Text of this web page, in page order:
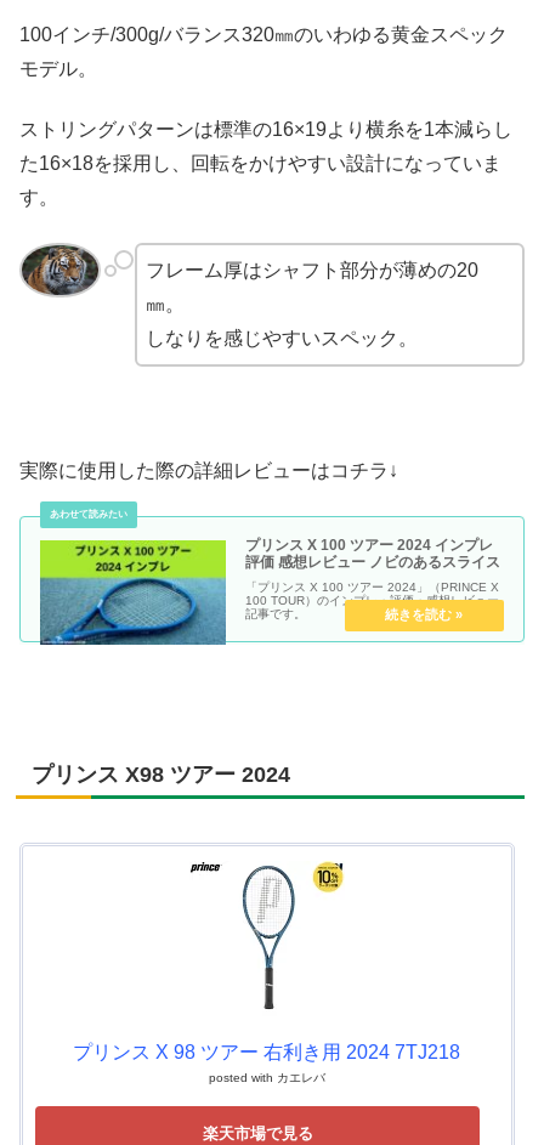
100インチ/300g/バランス320㎜のいわゆる黄金スペック
モデル。
ストリングパターンは標準の16×19より横糸を1本減らし
た16×18を採用し、回転をかけやすい設計になっていま
す。
フレーム厚はシャフト部分が薄めの20
㎜。
しなりを感じやすいスペック。
実際に使用した際の詳細レビューはコチラ↓
プリンス X 100 ツアー 2024 インプレ
評価 感想レビュー ノビのあるスライス
「プリンス X 100 ツアー 2024」（PRINCE X
100 TOUR）のインプレ・評価・感想レビュー
記事です。
プリンス X98 ツアー 2024
プリンス X 98 ツアー 右利き用 2024 7TJ218
posted with カエレバ
楽天市場で見る